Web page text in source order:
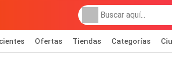
Ofertas Tiendas Categorías